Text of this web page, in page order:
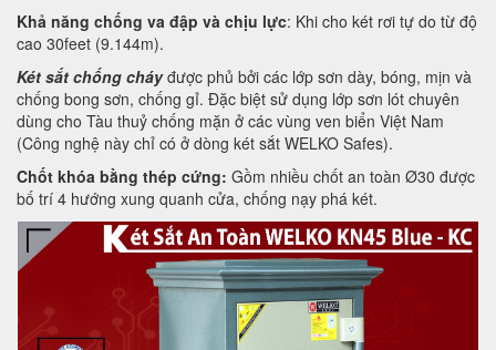
Khả năng chống va đập và chịu lực: Khi cho két rơi tự do từ độ
cao 30feet (9.144m).
Két sắt chống cháyđược phủ bởi các lớp sơn dày, bóng, mịn và
chống bong sơn, chống gỉ. Đặc biệt sử dụng lớp sơn lót chuyên
dùng cho Tàu thuỷ chống mặn ở các vùng ven biển Việt Nam
(Công nghệ này chỉ có ở dòng két sắt WELKO Safes).
Chốt khóa bằng thép cứng: Gồm nhiều chốt an toàn Ø30 được
bố trí 4 hướng xung quanh cửa, chống nạy phá két.